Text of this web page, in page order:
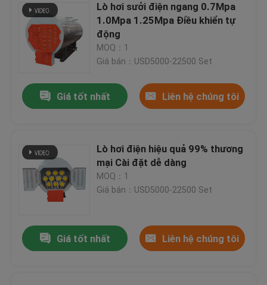
Lò hơi sưởi điện ngang 0.7Mpa
1.0Mpa 1.25Mpa Điều khiển tự
động
MOQ：1
Giá bán：USD5000-22500 Set
Giá tốt nhất Liên hệ chúng tôi
Lò hơi điện hiệu quả 99% thương
mại Cài đặt dễ dàng
MOQ：1
Giá bán：USD5000-22500 Set
Giá tốt nhất Liên hệ chúng tôi